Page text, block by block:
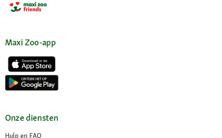
Maxi Zoo-app
Onze diensten
Hulp en FAQ